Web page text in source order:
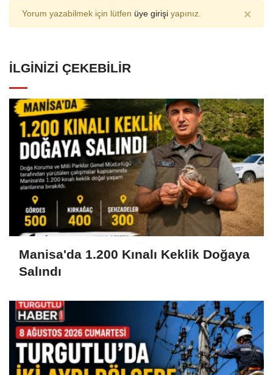
Yorum yazabilmek için lütfen üye girişi yapınız. ×
İLGINIZI ÇEKEBILIR
Manisa'da 1.200 Kınalı Keklik Doğaya
Salındı